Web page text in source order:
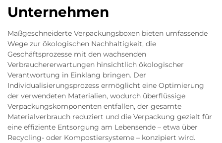
Unternehmen
Maßgeschneiderte Verpackungsboxen bieten umfassende
Wege zur ökologischen Nachhaltigkeit, die
Geschäftsprozesse mit den wachsenden
Verbrauchererwartungen hinsichtlich ökologischer
Verantwortung in Einklang bringen. Der
Individualisierungsprozess ermöglicht eine Optimierung
der verwendeten Materialien, wodurch überflüssige
Verpackungskomponenten entfallen, der gesamte
Materialverbrauch reduziert und die Verpackung gezielt für
eine effiziente Entsorgung am Lebensende – etwa über
Recycling- oder Kompostiersysteme – konzipiert wird.